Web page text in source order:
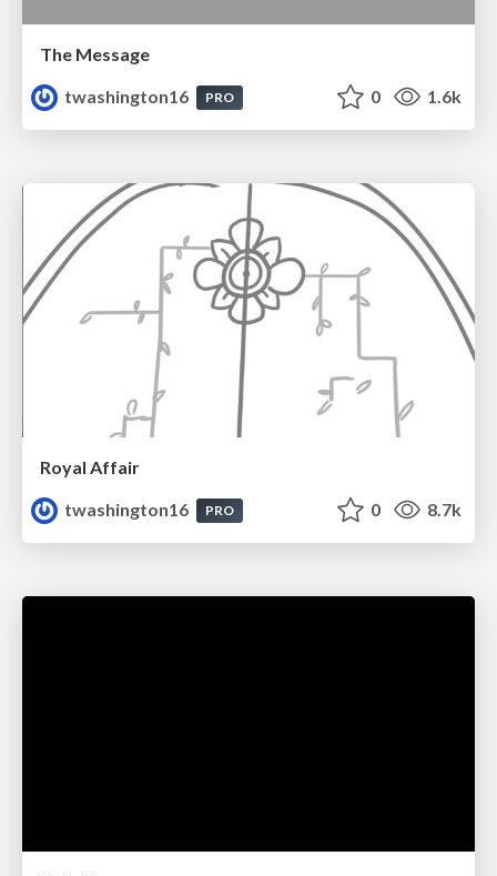
The Message
twashington16
PRO 0 1.6k
Royal Affair
twashington16
PRO 0 8.7k